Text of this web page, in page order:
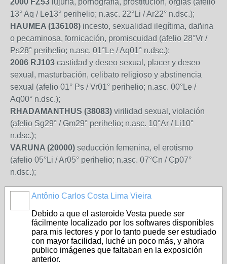
2000 FZ53 lujuria, pornografía, prostitución, orgías (afelio
13° Aq / Le13° perihelio; n.asc. 22°Li / Ar22° n.dsc.);
HAUMEA (136108) incesto, sexualidad ilegítima, dañina
o pecaminosa, fornicación, promiscuidad (afelio 28°Vr /
Ps28° perihelio; n.asc. 01°Le / Aq01° n.dsc.);
2006 RJ103 castidad y deseo sexual, placer y deseo
sexual, masturbación, celibato religioso y abstinencia
sexual (afelio 01° Ps / Vr01° perihelio; n.asc. 00°Le /
Aq00° n.dsc.);
RHADAMANTHUS (38083) virilidad sexual, violación
(afelio Sg29° / Gm29° perihelio; n.asc. 10°Ar / Li10°
n.dsc.);
VARUNA (20000) seducción femenina, el erotismo
(afelio 05°Li / Ar05° perihelio; n.asc. 07°Cn / Cp07°
n.dsc.);
Antônio Carlos Costa Lima Vieira
Debido a que el asteroide Vesta puede ser
fácilmente localizado por los softwares disponibles
para mis lectores y por lo tanto puede ser estudiado
con mayor facilidad, luché un poco más, y ahora
publico imágenes que faltaban en la exposición
anterior.